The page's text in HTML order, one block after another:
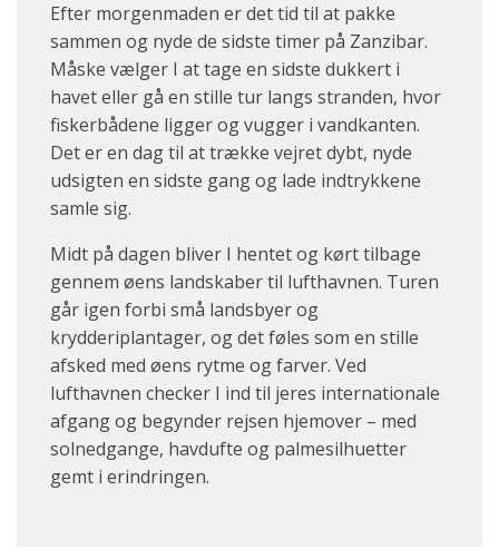
Efter morgenmaden er det tid til at pakke
sammen og nyde de sidste timer på Zanzibar.
Måske vælger I at tage en sidste dukkert i
havet eller gå en stille tur langs stranden, hvor
fiskerbådene ligger og vugger i vandkanten.
Det er en dag til at trække vejret dybt, nyde
udsigten en sidste gang og lade indtrykkene
samle sig.
Midt på dagen bliver I hentet og kørt tilbage
gennem øens landskaber til lufthavnen. Turen
går igen forbi små landsbyer og
krydderiplantager, og det føles som en stille
afsked med øens rytme og farver. Ved
lufthavnen checker I ind til jeres internationale
afgang og begynder rejsen hjemover – med
solnedgange, havdufte og palmesilhuetter
gemt i erindringen.